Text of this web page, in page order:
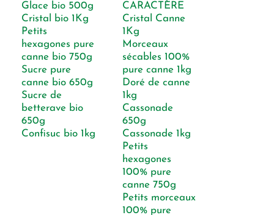
Glace bio 500g
Cristal bio 1Kg
Petits
hexagones pure
canne bio 750g
Sucre pure
canne bio 650g
Sucre de
betterave bio
650g
Confisuc bio 1kg
CARACTÈRE
Cristal Canne
1Kg
Morceaux
sécables 100%
pure canne 1kg
Doré de canne
1kg
Cassonade
650g
Cassonade 1kg
Petits
hexagones
100% pure
canne 750g
Petits morceaux
100% pure